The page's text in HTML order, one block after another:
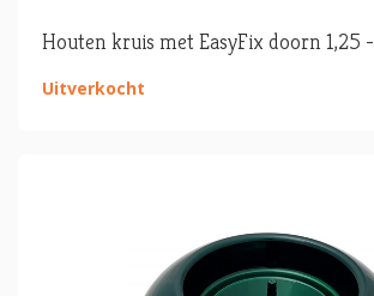
Houten kruis met EasyFix doorn 1,25
Uitverkocht